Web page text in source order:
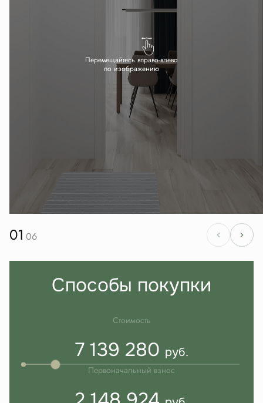
Перемещайтесь вправо-влево
по изображению
01 06
Способы покупки
Стоимость
7 139 280 руб.
Первоначальный взнос